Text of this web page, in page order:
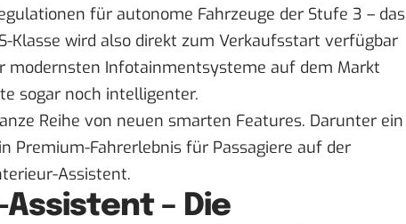
für autonome Fahrzeuge der Stufe 3 – das
Klasse wird also direkt zum Verkaufsstart verfügbar
modernsten Infotainmentsysteme auf dem Markt
sogar noch intelligenter.
Reihe von neuen smarten Features. Darunter ein
Premium-Fahrerlebnis für Passagiere auf der
Assistent.
– Die